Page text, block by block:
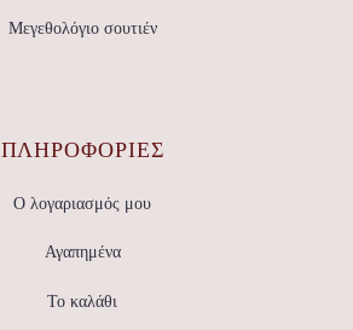
Μεγεθολόγιο σουτιέν
ΠΛΗΡΟΦΟΡΙΕΣ
Ο λογαριασμός μου
Αγαπημένα
Το καλάθι